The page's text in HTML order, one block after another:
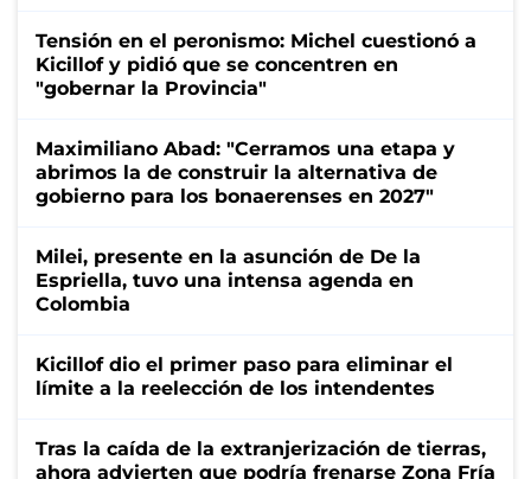
Tensión en el peronismo: Michel cuestionó a
Kicillof y pidió que se concentren en
"gobernar la Provincia"
Maximiliano Abad: "Cerramos una etapa y
abrimos la de construir la alternativa de
gobierno para los bonaerenses en 2027"
Milei, presente en la asunción de De la
Espriella, tuvo una intensa agenda en
Colombia
Kicillof dio el primer paso para eliminar el
límite a la reelección de los intendentes
Tras la caída de la extranjerización de tierras,
ahora advierten que podría frenarse Zona Fría